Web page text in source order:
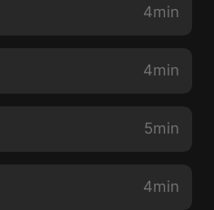
4min
4min
5min
4min